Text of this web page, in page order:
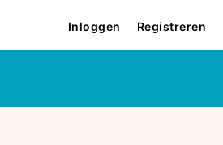
Inloggen Registreren